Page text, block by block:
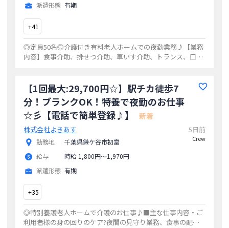
派遣形態 有期
+41
◎定員50名◎介護付き有料老人ホームでの夜勤業務♪【業務
内容】食事介助、排せつ介助、車いす介助、トランス、口腔
【1回最大:29,700円☆】駅チカ徒歩7
分！ブランクOK！特養で夜勤のお仕事
☆彡【電話で簡単登録♪】
新着
株式会社よきあす
勤務地
千葉県鎌ケ谷市初富
給与
時給 1,800円〜1,970円
派遣形態 有期
5日前
Crew
+35
◎特別養護老人ホームで介護のお仕事♪■主な仕事内容・ご
利用者様の身の回りのケア?夜間の見守り業務、食事の配膳